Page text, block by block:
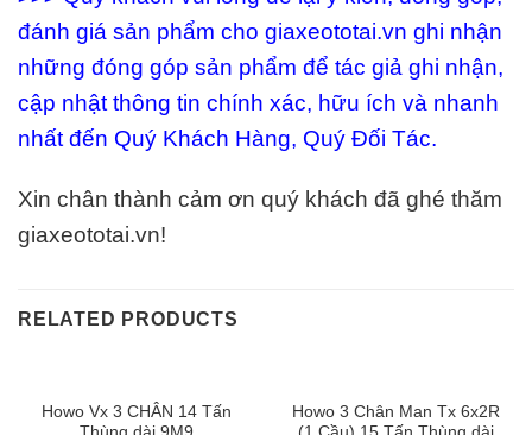
đánh giá sản phẩm cho giaxeototai.vn ghi nhận
những đóng góp sản phẩm để tác giả ghi nhận,
cập nhật thông tin chính xác, hữu ích và nhanh
nhất đến Quý Khách Hàng, Quý Đối Tác.
Xin chân thành cảm ơn quý khách đã ghé thăm
giaxeototai.vn!
RELATED PRODUCTS
Howo Vx 3 CHÂN 14 Tấn
Howo 3 Chân Man Tx 6x2R